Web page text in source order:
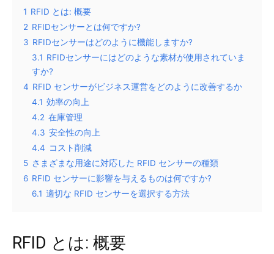
1 RFID とは: 概要
2 RFIDセンサーとは何ですか?
3 RFIDセンサーはどのように機能しますか?
3.1 RFIDセンサーにはどのような素材が使用されていま
すか?
4 RFID センサーがビジネス運営をどのように改善するか
4.1 効率の向上
4.2 在庫管理
4.3 安全性の向上
4.4 コスト削減
5 さまざまな用途に対応した RFID センサーの種類
6 RFID センサーに影響を与えるものは何ですか?
6.1 適切な RFID センサーを選択する方法
RFID とは: 概要